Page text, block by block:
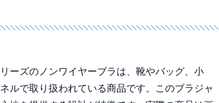
ーズのノンワイヤーブラは、靴やバッグ、小
ルで取り扱われている商品です。このブラジャ